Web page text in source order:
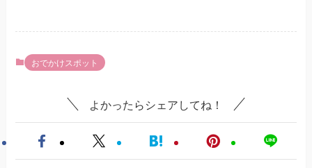
おでかけスポット
よかったらシェアしてね！